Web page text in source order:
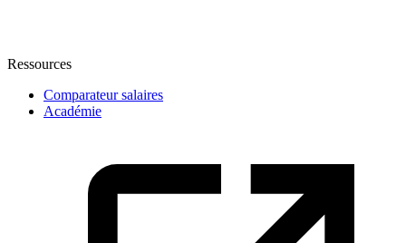
Ressources
Comparateur salaires
Académie